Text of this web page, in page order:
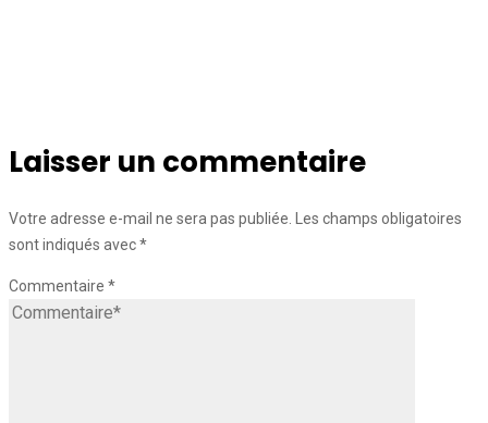
Laisser un commentaire
Votre adresse e-mail ne sera pas publiée. Les champs obligatoires
sont indiqués avec*
Commentaire *